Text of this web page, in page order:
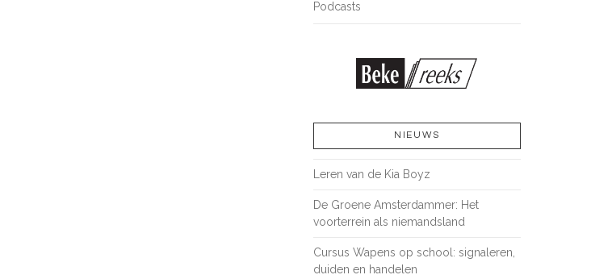
Podcasts
NIEUWS
Leren van de Kia Boyz
De Groene Amsterdammer: Het
voorterrein als niemandsland
Cursus Wapens op school: signaleren,
duiden en handelen